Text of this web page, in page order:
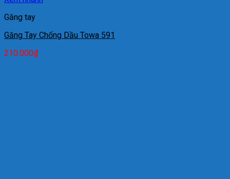
Găng tay
Găng Tay Chống Dầu Towa 591
210.000₫